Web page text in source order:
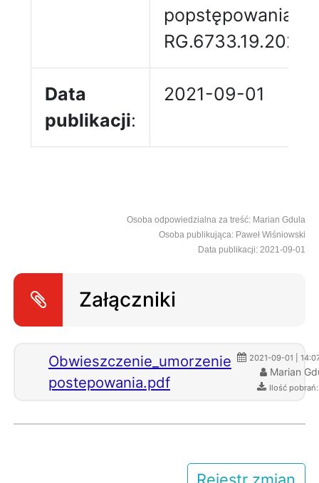
popstępowania
RG.6733.19.2021
Data
publikacji:
2021-09-01
Osoba odpowiedzialna za treść: Marian Gdula
Osoba publikująca: Paweł Wiśniowski
Data publikacji: 2021-09-01
Załączniki
Obwieszczenie_umorzenie
postepowania.pdf
2021-09-01 |
Marian
Ilość